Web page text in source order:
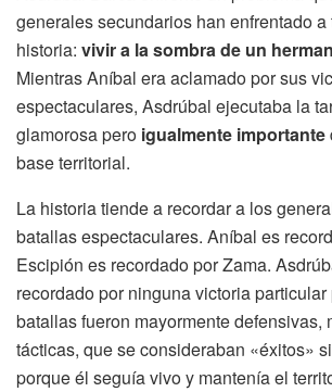
generales secundarios han enfrentado a
historia: vivir a la sombra de un
Mientras Aníbal era aclamado por sus
espectaculares, Asdrúbal ejecutaba la
glamorosa pero igualmente importante
base territorial.
La historia tiende a recordar a los
batallas espectaculares. Aníbal es
Escipión es recordado por Zama.
recordado por ninguna victoria
batallas fueron mayormente defensivas,
tácticas, que se consideraban «éxitos»
porque él seguía vivo y mantenía el